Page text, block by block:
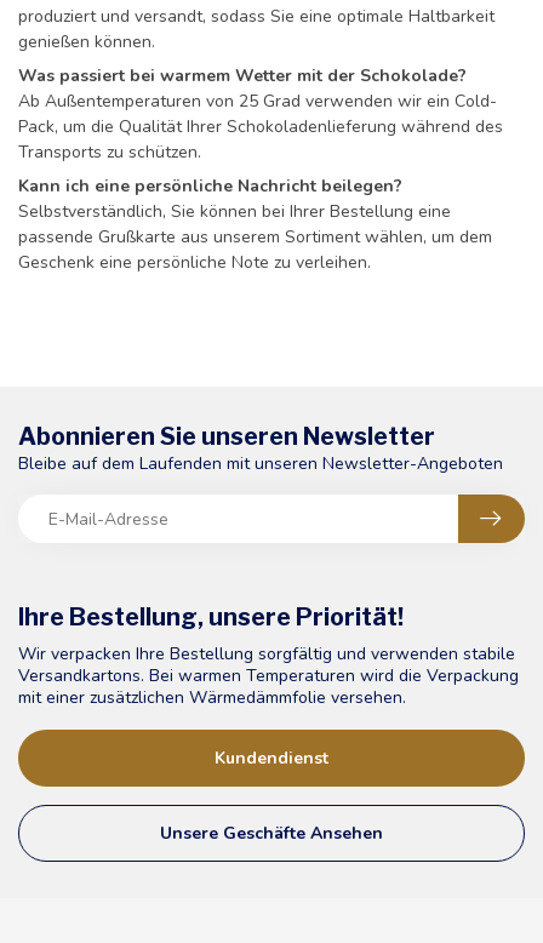
produziert und versandt, sodass Sie eine optimale Haltbarkeit
genießen können.
Was passiert bei warmem Wetter mit der Schokolade?
Ab Außentemperaturen von 25 Grad verwenden wir ein Cold-
Pack, um die Qualität Ihrer Schokoladenlieferung während des
Transports zu schützen.
Kann ich eine persönliche Nachricht beilegen?
Selbstverständlich, Sie können bei Ihrer Bestellung eine
passende Grußkarte aus unserem Sortiment wählen, um dem
Geschenk eine persönliche Note zu verleihen.
Ihre Bestellung, unsere Priorität!
Wir verpacken Ihre Bestellung sorgfältig und verwenden stabile
Versandkartons. Bei warmen Temperaturen wird die Verpackung
mit einer zusätzlichen Wärmedämmfolie versehen.
Kundendienst
Unsere Geschäfte Ansehen
Abonnieren Sie unseren Newsletter
Bleibe auf dem Laufenden mit unseren Newsletter-Angeboten